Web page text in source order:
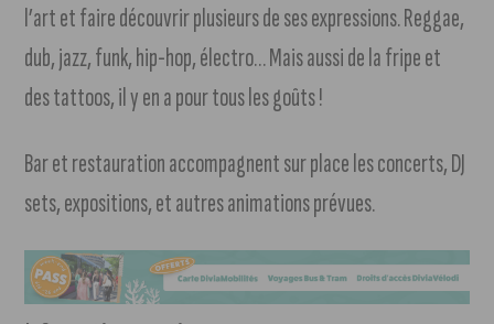
l’art et faire découvrir plusieurs de ses expressions. Reggae,
dub, jazz, funk, hip-hop, électro… Mais aussi de la fripe et
des tattoos, il y en a pour tous les goûts !
Bar et restauration accompagnent sur place les concerts, DJ
sets, expositions, et autres animations prévues.